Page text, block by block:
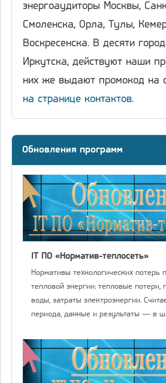
энергоаудиторы Москвы,
Смоленска, Орла, Тулы,
Воскресенска. В десяти
Иркутска, действуют наши
них же выдают промокод на
на странице контактов.
Обновления программ
IT ПО «Норматив-теплосеть»
Нормативы технологических потерь
тепловой энергии: тепловые потери,
воды, затраты электроэнергии.
периода, данные и результаты — в